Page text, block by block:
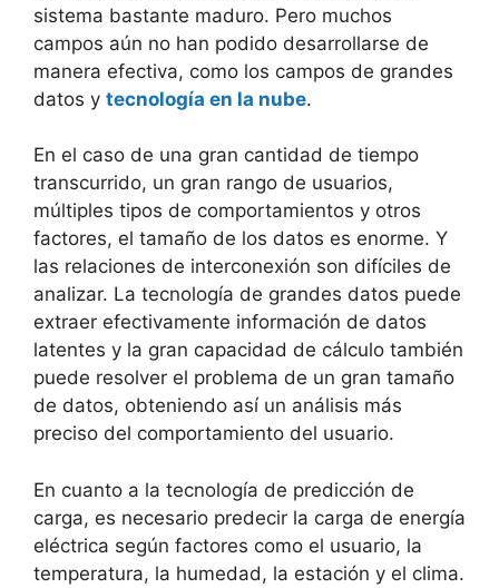
sistema bastante maduro. Pero muchos
campos aún no han podido desarrollarse de
manera efectiva, como los campos de grandes
datos y tecnología en la nube.
En el caso de una gran cantidad de tiempo
transcurrido, un gran rango de usuarios,
múltiples tipos de comportamientos y otros
factores, el tamaño de los datos es enorme. Y
las relaciones de interconexión son difíciles de
analizar. La tecnología de grandes datos puede
extraer efectivamente información de datos
latentes y la gran capacidad de cálculo también
puede resolver el problema de un gran tamaño
de datos, obteniendo así un análisis más
preciso del comportamiento del usuario.
En cuanto a la tecnología de predicción de
carga, es necesario predecir la carga de energía
eléctrica según factores como el usuario, la
temperatura, la humedad, la estación y el clima.